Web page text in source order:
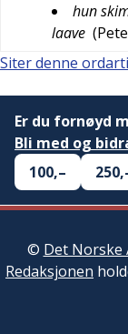
hun
laave (
Siter denne
Er du fornøyd
Bli med og
100,–
© Det Norske
Redaksjonen